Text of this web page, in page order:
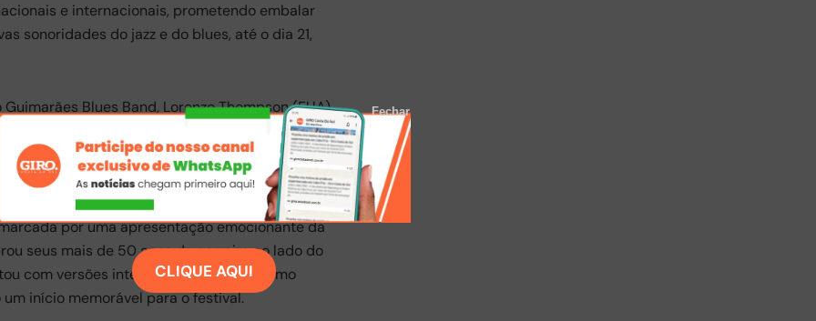
e internacionais, prometendo embalar
sonoridades do jazz e do blues, até o dia 21,
Blues Band, Lorenzo Thompson (EUA),
Mamooth Band, Tamara Peterson (EUA),
Biglione e Brugger, além das discotecagens do
por uma apresentação emocionante da
seus mais de 50 anos de carreira ao lado do
com versões intensas de clássicos como
início memorável para o festival.
CLIQUE AQUI
Fechar